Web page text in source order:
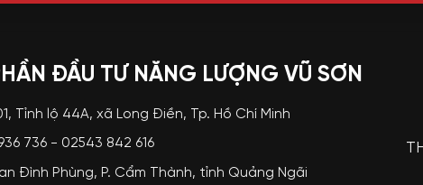
ĐẦU TƯ NĂNG LƯỢNG VŨ SƠN
Tỉnh lộ 44A, xã Long Điền, Tp. Hồ Chí Minh
736 - 02543 842 616
Đình Phùng, P. Cẩm Thành, tỉnh Quảng Ngãi